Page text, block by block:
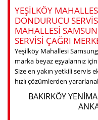
YEŞILKÖY
DONDURUCU
MAHALLESI
SERVISI ÇAĞRI
Yeşilköy Mahallesi
marka beyaz eşyalarınız
Size en yakın yetkili servis
hızlı çözümlerden
BAKIRKÖY